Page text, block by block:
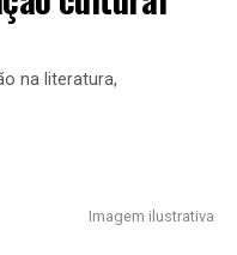
na literatura,
Imagem ilustrativa